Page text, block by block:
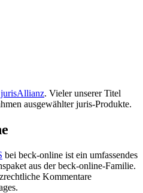
jurisAllianz. Vieler unserer Titel
ausgewählter juris-Produkte.
bei beck-online ist ein umfassendes
aus der beck-online-Familie.
Kommentare